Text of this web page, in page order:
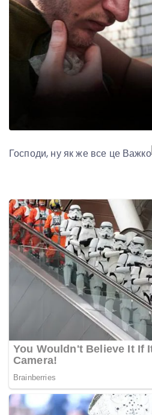
Господи, ну як же все це Важко